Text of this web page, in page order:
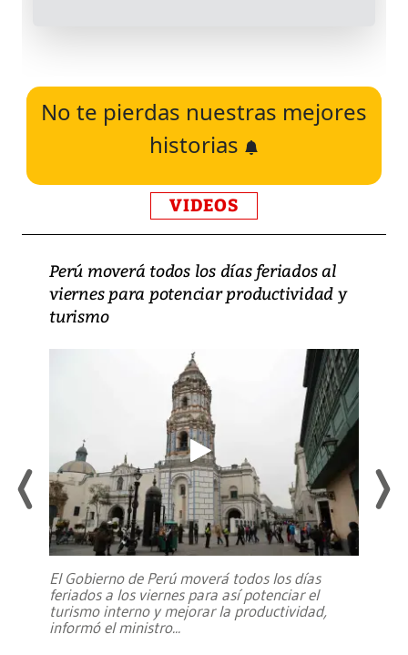
No te pierdas nuestras mejores
historias
VIDEOS
Perú moverá todos los días feriados al
viernes para potenciar productividad y
turismo
El Gobierno de Perú moverá todos los días
feriados a los viernes para así potenciar el
turismo interno y mejorar la productividad,
informó el ministro...